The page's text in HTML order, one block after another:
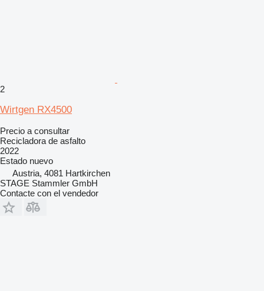
2
Wirtgen RX4500
Precio a consultar
Recicladora de asfalto
2022
Estado nuevo
Austria, 4081 Hartkirchen
STAGE Stammler GmbH
Contacte con el vendedor